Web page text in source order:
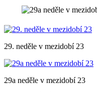
29. neděle v mezidobí 23
29a neděle v mezidobí 23